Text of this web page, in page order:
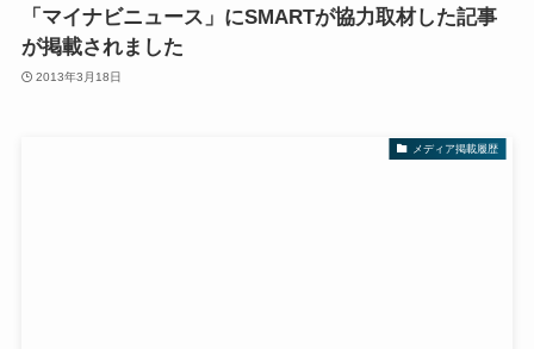
「マイナビニュース」にSMARTが協力取材した記事
が掲載されました
2013年3月18日
メディア掲載履歴